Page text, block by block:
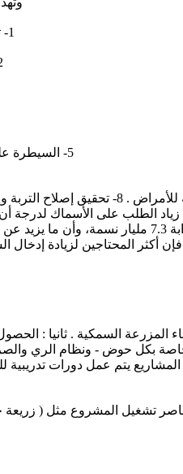
1- تطوير طعام غذائي غني لاستهلاك الجنس البشري .
2- زيادة
5- السيطرة على الأعشاب المائية والحشرات المضرة للإنسان أو للمحصول .
الطلب على الأسماك لدرجة
أكثر المحتاجين لزيادة
المزرعة السمكية . ثانيا :
بكل حوض - ونظام الري
المشاريع يتم عمل دورات
جيدة – علف اسماك جيد 25% - جودة المياه ووفرتها – وجود